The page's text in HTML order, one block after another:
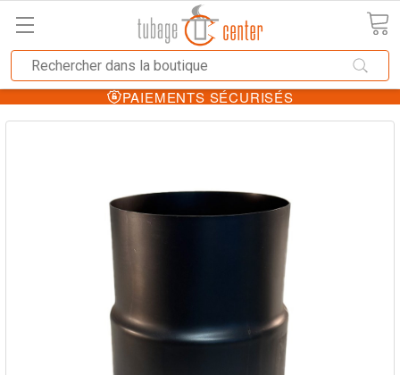
PAIEMENTS SÉCURISÉS